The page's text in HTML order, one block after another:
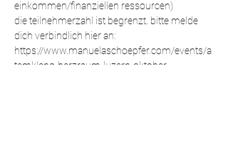
einkommen/finanziellen ressourcen)
die teilnehmerzahl ist begrenzt. bitte melde
dich verbindlich hier an:
https://www.manuelaschoepfer.com/events/a
temklang-herzraum-luzern-oktober